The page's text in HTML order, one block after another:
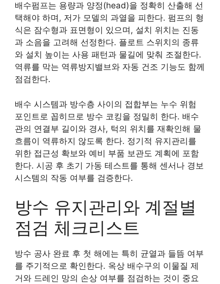
배수펌프는 용량과 양정(head)을 정확히 산출해 선
택해야 하며, 저가 모델의 과열을 피한다. 펌프의 형
식은 잠수형과 표면형이 있으며, 설치 위치는 진동
과 소음을 고려해 선정한다. 플로트 스위치의 종류
와 설치 높이는 사용 패턴과 물길에 맞춰 조절한다.
역류를 막는 역류방지밸브와 자동 건조 기능도 함께
점검한다.
배수 시스템과 방수층 사이의 접합부는 누수 위험
포인트로 꼽히므로 방수 코킹을 정밀히 한다. 배수
관의 연결부 길이와 경사, 턱의 위치를 재확인해 물
흐름이 역류하지 않도록 한다. 정기적 유지관리를
위한 접근성 확보와 예비 부품 보관도 계획에 포함
한다. 시공 후 초기 가동 테스트를 통해 센서나 경보
시스템의 작동 여부를 검증한다.
방수 유지관리와 계절별
점검 체크리스트
방수 공사 완료 후 첫 해에는 특히 균열과 들뜸 여부
를 주기적으로 확인한다. 옥상 배수구의 이물질 제
거와 드레인 망의 손상 여부를 점검하는 것이 중요